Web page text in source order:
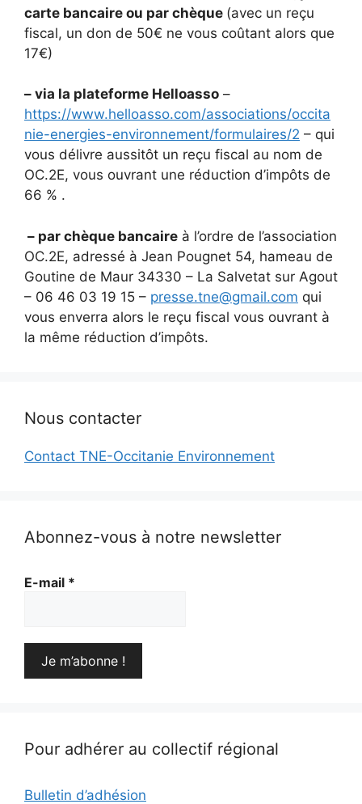
carte bancaire ou par chèque (avec un reçu
fiscal, un don de 50€ ne vous coûtant alors que
17€)
– via la plateforme Helloasso –
https://www.helloasso.com/associations/occita
nie-energies-environnement/formulaires/2 – qui
vous délivre aussitôt un reçu fiscal au nom de
OC.2E, vous ouvrant une réduction d’impôts de
66 % .
– par chèque bancaire à l’ordre de l’association
OC.2E, adressé à Jean Pougnet 54, hameau de
Goutine de Maur 34330 – La Salvetat sur Agout
– 06 46 03 19 15 – presse.tne@gmail.com qui
vous enverra alors le reçu fiscal vous ouvrant à
la même réduction d’impôts.
Nous contacter
Contact TNE-Occitanie Environnement
Abonnez-vous à notre newsletter
E-mail *
Pour adhérer au collectif régional
Bulletin d’adhésion